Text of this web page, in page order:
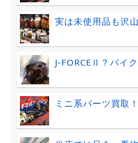
実は未使用品も沢山
J-FORCEⅡ？バイ
ミニ系パーツ買取！